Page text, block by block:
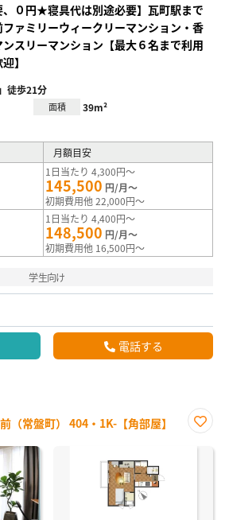
、０円★寝具代は別途必要】瓦町駅まで
ァミリーウィークリーマンション・香
スリーマンション【最大６名まで利用
】
徒歩21分
面積 39m²
月額目安
1日当たり 4,300円～
145,500 円/月～
初期費用他 22,000円～
1日当たり 4,400円～
148,500 円/月～
初期費用他 16,500円～
学生向け
電話する
（常盤町） 404・1K-【角部屋】
に入